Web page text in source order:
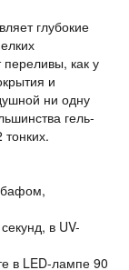
глубокие
переливы, как у
и
ни одну
гель-
бафом,
в UV-
в LED-лампе 90